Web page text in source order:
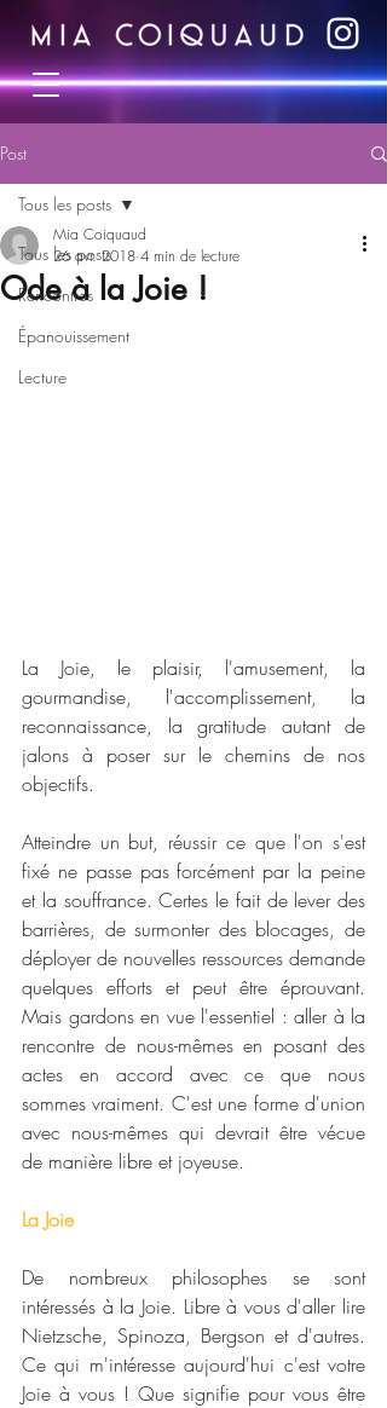
Post
Tous les posts
Rencontres
Épanouissement
Lecture
Tous les posts
Ode à la Joie !
Mia Coiquaud
26 avr. 2018 4 min de lecture
La Joie, le plaisir, l'amusement, la
gourmandise, l'accomplissement, la
reconnaissance, la gratitude autant de
jalons à poser sur le chemins de nos
objectifs.
Atteindre un but, réussir ce que l'on s'est
fixé ne passe pas forcément par la peine
et la souffrance. Certes le fait de lever des
barrières, de surmonter des blocages, de
déployer de nouvelles ressources demande
quelques efforts et peut être éprouvant.
Mais gardons en vue l'essentiel : aller à la
rencontre de nous-mêmes en posant des
actes en accord avec ce que nous
sommes vraiment. C'est une forme d'union
avec nous-mêmes qui devrait être vécue
de manière libre et joyeuse.
La Joie
De nombreux philosophes se sont
intéressés à la Joie. Libre à vous d'aller lire
Nietzsche, Spinoza, Bergson et d'autres.
Ce qui m'intéresse aujourd'hui c'est votre
Joie à vous ! Que signifie pour vous être